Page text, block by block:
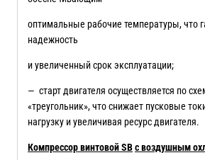
оптимальные рабочие температуры, что
надежность
и увеличенный срок эксплуатации;
— старт двигателя осуществляется по
«треугольник», что снижает пусковые
нагрузку и увеличивая ресурс двигателя.
Компрессор винтовойSBс воздушным